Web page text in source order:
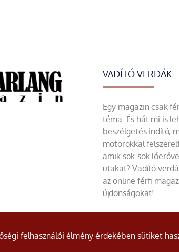
VADÍTÓ VERDÁK
Egy magazin csak
téma. És hát mi is
beszélgetés indító,
motorokkal
amik sok-sok
utakat? Vadító
az online férfi
újdonságokat!
felhasználói élmény érdekében sütiket